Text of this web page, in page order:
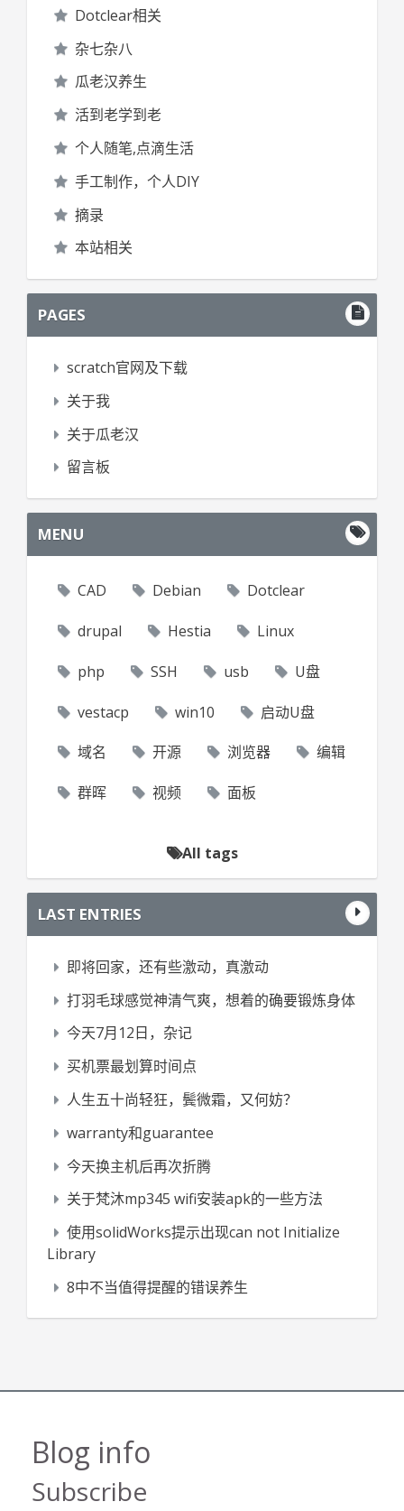
Dotclear相关
杂七杂八
瓜老汉养生
活到老学到老
个人随笔,点滴生活
手工制作，个人DIY
摘录
本站相关
PAGES
scratch官网及下载
关于我
关于瓜老汉
留言板
MENU
CAD Debian Dotclear
drupal Hestia Linux
php SSH usb U盘
vestacp win10 启动U盘
域名 开源 浏览器 编辑
群晖 视频 面板
All tags
LAST ENTRIES
即将回家，还有些激动，真激动
打羽毛球感觉神清气爽，想着的确要锻炼身体
今天7月12日，杂记
买机票最划算时间点
人生五十尚轻狂，鬓微霜，又何妨？
warranty和guarantee
今天换主机后再次折腾
关于梵沐mp345 wifi安装apk的一些方法
使用solidWorks提示出现can not Initialize
Library
8中不当值得提醒的错误养生
Blog info
Subscribe